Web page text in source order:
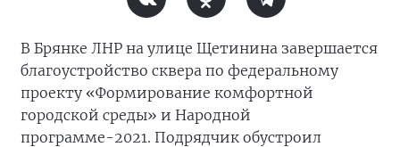
В Брянке ЛНР на улице Щетинина завершается
благоустройство сквера по федеральному
проекту «Формирование комфортной
городской среды» и Народной
программе-2021. Подрядчик обустроил